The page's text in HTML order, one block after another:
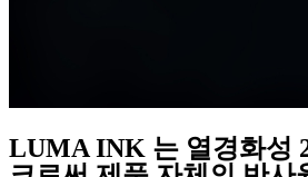
LUMA INK 는 열경화성